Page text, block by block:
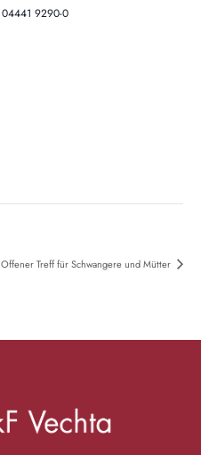
04441 9290-0
Offener Treff für Schwangere und Mütter